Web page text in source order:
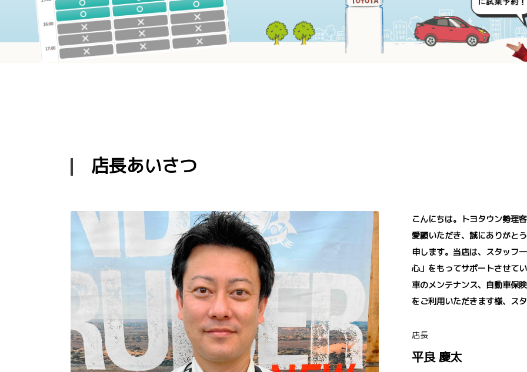
店長あいさつ
こんにちは。トヨタウン勢理
愛顧いただき、誠にありがと
申します。当店は、スタッフ
心」をもってサポートさせて
車のメンテナンス、自動車保
をご利用いただきます様、ス
店長
平良 慶太